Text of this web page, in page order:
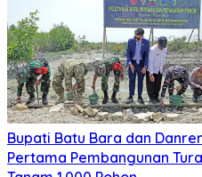
Bupati Batu Bara dan
Pertama Pembangunan